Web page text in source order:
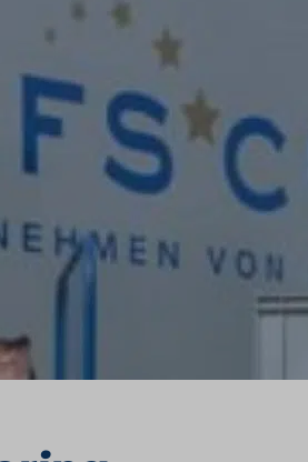
Vanuit een passie voor lekker
gasten. Chefs Culinar wil dat
en bijdraagt aan
voor de professionele
assortiment en eigen
waarmee foodprofessionals